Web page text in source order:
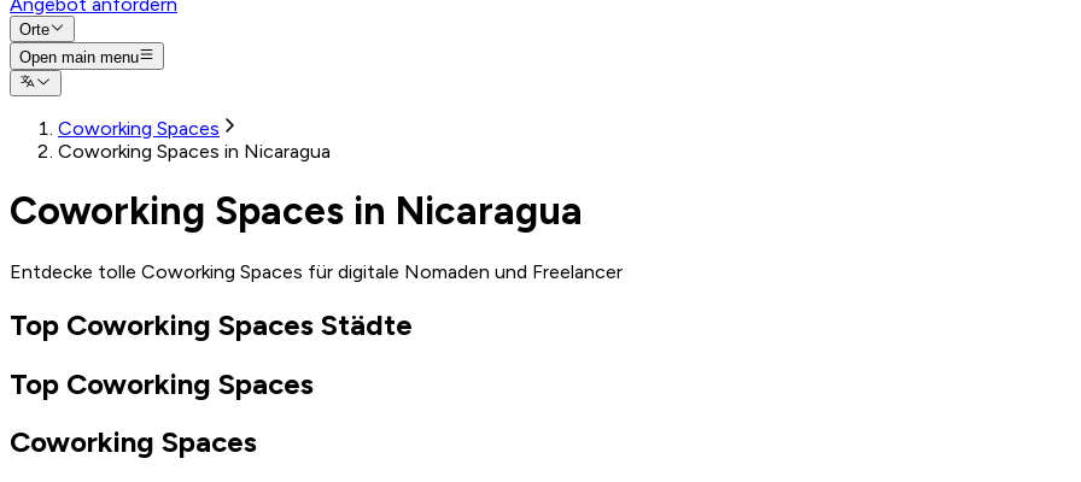
Orte
Open main menu
Coworking Spaces
Coworking Spaces in Nicaragua
Coworking Spaces in Nicaragua
Entdecke tolle Coworking Spaces für digitale Nomaden und Freelancer
Top Coworking Spaces Städte
Top Coworking Spaces
Coworking Spaces